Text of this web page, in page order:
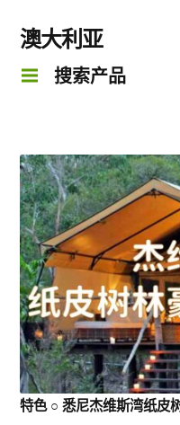
悉尼/新州 NSW
黄金海岸/布里
凯恩斯/大堡礁
阿德莱德/南澳
塔斯马尼亚
澳大利亚
搜索产品
特色 ○ 悉尼杰维斯湾纸皮